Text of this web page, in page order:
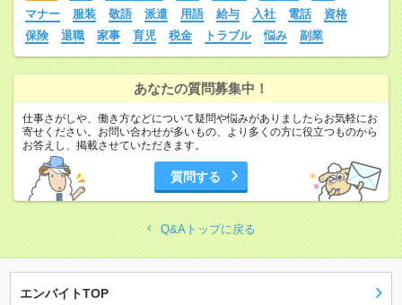
マナー
服装 敬語 派遣 用語 給与 入社 電話
資格
保険
退職 家事 育児 税金 トラブル 悩み 副業
あなたの質問募集中！
仕事さがしや、働き方などについて疑問や悩みがありましたらお気軽にお
寄せください。お問い合わせが多いもの、より多くの方に役立つものから
お答えし、掲載させていただきます。
質問する
Q&Aトップに戻る
エンバイトTOP